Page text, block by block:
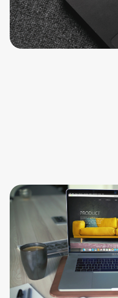
Le Turbo Redaktion
23 Jul 26 • 5 min Lesezeit
B2B
Figma zu Webflow:
Geld verloren geht
Lorem ipsum dolor sit amet,
Suspendisse varius enim in
Le Turbo Redaktion
22 Jul 26 • 5 min Lesezeit